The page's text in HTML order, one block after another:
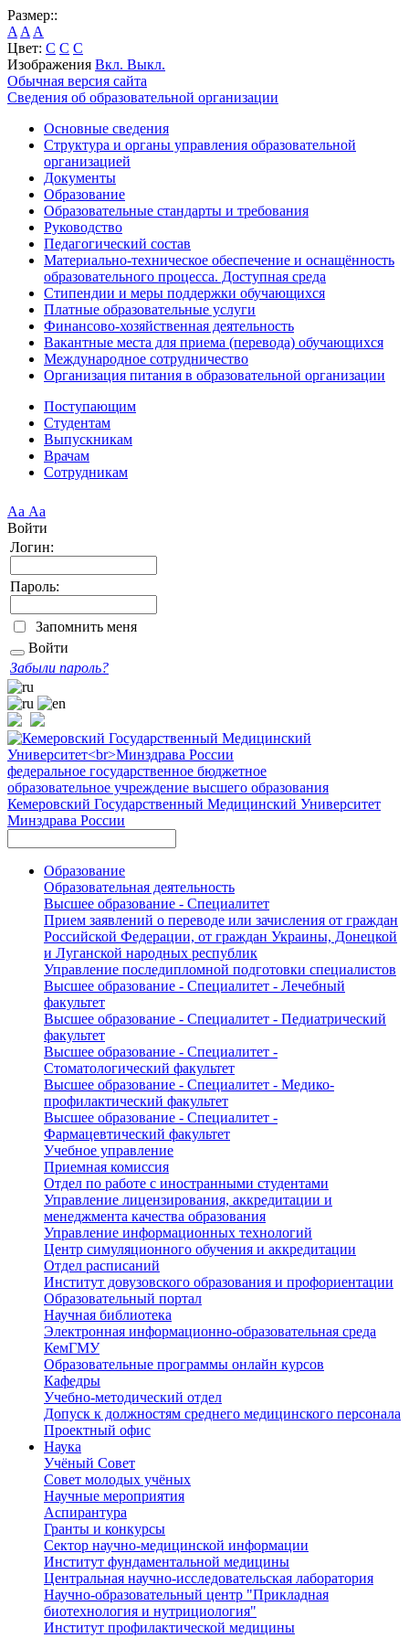
Размер::
A A A
Цвет: C C C
Изображения Вкл. Выкл.
Обычная версия сайта
Сведения об образовательной организации
Основные сведения
Структура и органы управления образовательной
организацией
Документы
Образование
Образовательные стандарты и требования
Руководство
Педагогический состав
Материально-техническое обеспечение и оснащённость
образовательного процесса. Доступная среда
Стипендии и меры поддержки обучающихся
Платные образовательные услуги
Финансово-хозяйственная деятельность
Вакантные места для приема (перевода) обучающихся
Международное сотрудничество
Организация питания в образовательной организации
Поступающим
Студентам
Выпускникам
Врачам
Сотрудникам
Аа Аа
Войти
Логин:
Пароль:
Запомнить меня
Войти
Забыли пароль?
федеральное государственное бюджетное
образовательное учреждение высшего образования
Кемеровский Государственный Медицинский Университет
Минздрава России
Образование
Образовательная деятельность
Высшее образование - Специалитет
Прием заявлений о переводе или зачисления от граждан
Российской Федерации, от граждан Украины, Донецкой
и Луганской народных республик
Управление последипломной подготовки специалистов
Высшее образование - Специалитет - Лечебный
факультет
Высшее образование - Специалитет - Педиатрический
факультет
Высшее образование - Специалитет -
Стоматологический факультет
Высшее образование - Специалитет - Медико-
профилактический факультет
Высшее образование - Специалитет -
Фармацевтический факультет
Учебное управление
Приемная комиссия
Отдел по работе с иностранными студентами
Управление лицензирования, аккредитации и
менеджмента качества образования
Управление информационных технологий
Центр симуляционного обучения и аккредитации
Отдел расписаний
Институт довузовского образования и профориентации
Образовательный портал
Научная библиотека
Электронная информационно-образовательная среда
КемГМУ
Образовательные программы онлайн курсов
Кафедры
Учебно-методический отдел
Допуск к должностям среднего медицинского персонала
Проектный офис
Наука
Учёный Cовет
Совет молодых учёных
Научные мероприятия
Аспирантура
Гранты и конкурсы
Сектор научно-медицинской информации
Институт фундаментальной медицины
Центральная научно-исследовательская лаборатория
Научно-образовательный центр "Прикладная
биотехнология и нутрициология"
Институт профилактической медицины